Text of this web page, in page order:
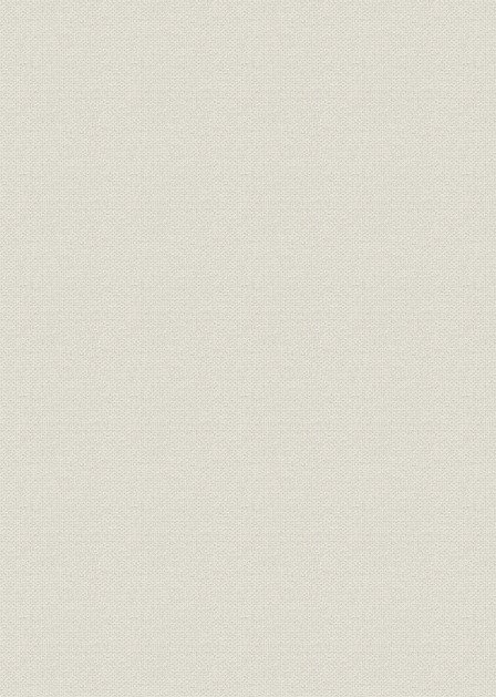
13 その他の製品
第4節 昭和時代その2(昭和21年~30年)
1 時代背景
2 当社の状況
3 エンジン発電機
4 水車発電機
5 直流機
6 誘導電動機
7 変圧器
第5節 昭和時代その3(昭和31年~50年)
1 時代背景
2 当社の状況
3 発電製品
自励発電機と電気式調速機の開発
エンジン発電機